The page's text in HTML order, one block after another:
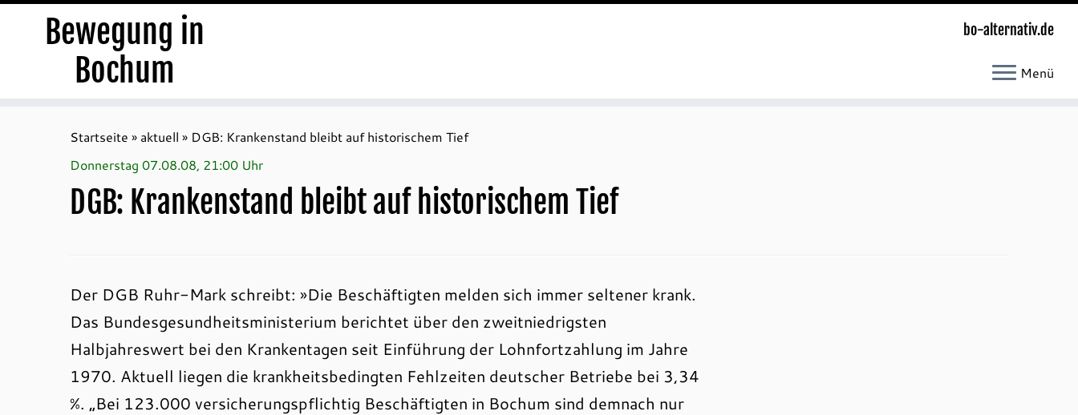
Bewegung in
Bochum
bo-alternativ.de
Menü
Startseite » aktuell » DGB: Krankenstand bleibt auf historischem Tief
Donnerstag 07.08.08, 21:00 Uhr
DGB: Krankenstand bleibt auf historischem Tief
Der DGB Ruhr-Mark schreibt: »Die Beschäftigten melden sich immer seltener krank.
Das Bundesgesundheitsministerium berichtet über den zweitniedrigsten
Halbjahreswert bei den Krankentagen seit Einführung der Lohnfortzahlung im Jahre
1970. Aktuell liegen die krankheitsbedingten Fehlzeiten deutscher Betriebe bei 3,34
%. „Bei 123.000 versicherungspflichtig Beschäftigten in Bochum sind demnach nur